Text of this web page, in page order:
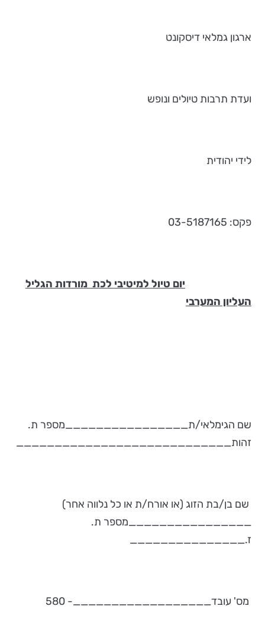
ארגון גמלאי דיסקונט
ועדת תרבות טיולים ונופש
לידי יהודית
פקס: 03-5187165
יום טיול למיטיבי לכתמורדות הגליל
העליון המערבי
שם הגימלאי/ת________________מספר ת.
זהות____________________________
שם בן/בת הזוג (או אורח/ת או כל נלווה אחר)
________________מספר ת.
ז._______________
מס' עובד__________________- 580